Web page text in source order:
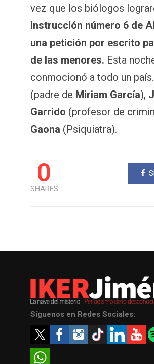
vez que los biólogos
Instrucción número 6 de
una petición por escrito
de las menores. Esta
conmocionó a todo un
(padre de Miriam García),
Garrido (profesor de
Gaona (Psiquiatra).
0
SHARES
Síguenos en Redes Sociales: